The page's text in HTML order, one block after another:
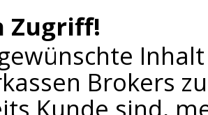
Zugriff!
Brokers
Kunde sind,